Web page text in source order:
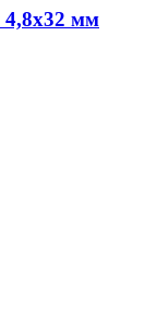
4,8x32 мм